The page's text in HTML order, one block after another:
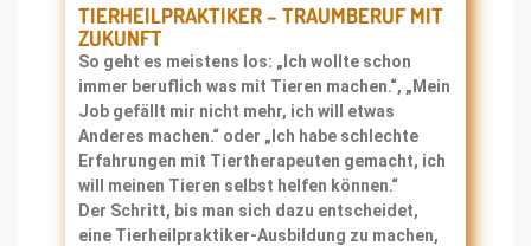
TIERHEILPRAKTIKER – TRAUMBERUF MIT
ZUKUNFT
So geht es meistens los: „Ich wollte schon
immer beruflich was mit Tieren machen.“, „Mein
Job gefällt mir nicht mehr, ich will etwas
Anderes machen.“ oder „Ich habe schlechte
Erfahrungen mit Tiertherapeuten gemacht, ich
will meinen Tieren selbst helfen können.“
Der Schritt, bis man sich dazu entscheidet,
eine Tierheilpraktiker-Ausbildung zu machen,